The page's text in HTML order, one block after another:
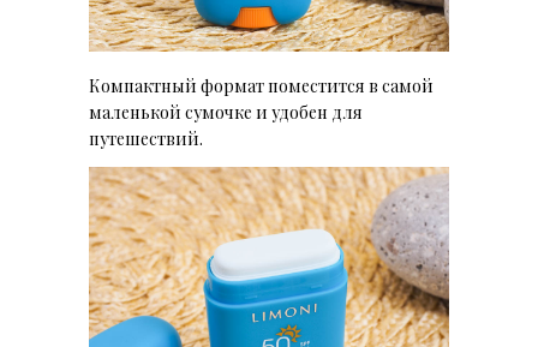
Компактный формат поместится в самой
маленькой сумочке и удобен для
путешествий.